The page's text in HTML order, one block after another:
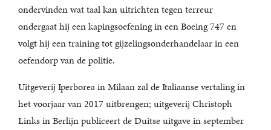
ondervinden wat taal kan uitrichten tegen terreur
ondergaat hij een kapingsoefening in een Boeing 747 en
volgt hij een training tot gijzelingsonderhandelaar in een
oefendorp van de politie.
Uitgeverij Iperborea in Milaan zal de Italiaanse vertaling in
het voorjaar van 2017 uitbrengen; uitgeverij Christoph
Links in Berlijn publiceert de Duitse uitgave in september